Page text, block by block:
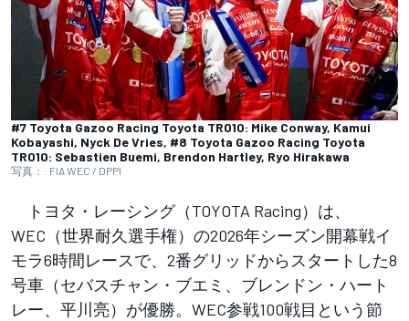
#7 Toyota Gazoo Racing Toyota TR010: Mike Conway, Kamui
Kobayashi, Nyck De Vries, #8 Toyota Gazoo Racing Toyota
TR010: Sebastien Buemi, Brendon Hartley, Ryo Hirakawa
写真：: FIA WEC / DPPI
トヨタ・レーシング（TOYOTA Racing）は、
WEC（世界耐久選手権）の2026年シーズン開幕戦イ
モラ6時間レースで、2番グリッドからスタートした8
号車（セバスチャン・ブエミ、ブレンドン・ハート
レー、平川亮）が優勝。WEC参戦100戦目という節